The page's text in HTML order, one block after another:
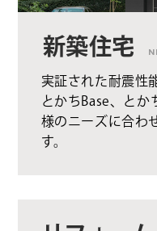
新築住宅
実証された耐震性
とかちBase、と
様のニーズに合わ
す。